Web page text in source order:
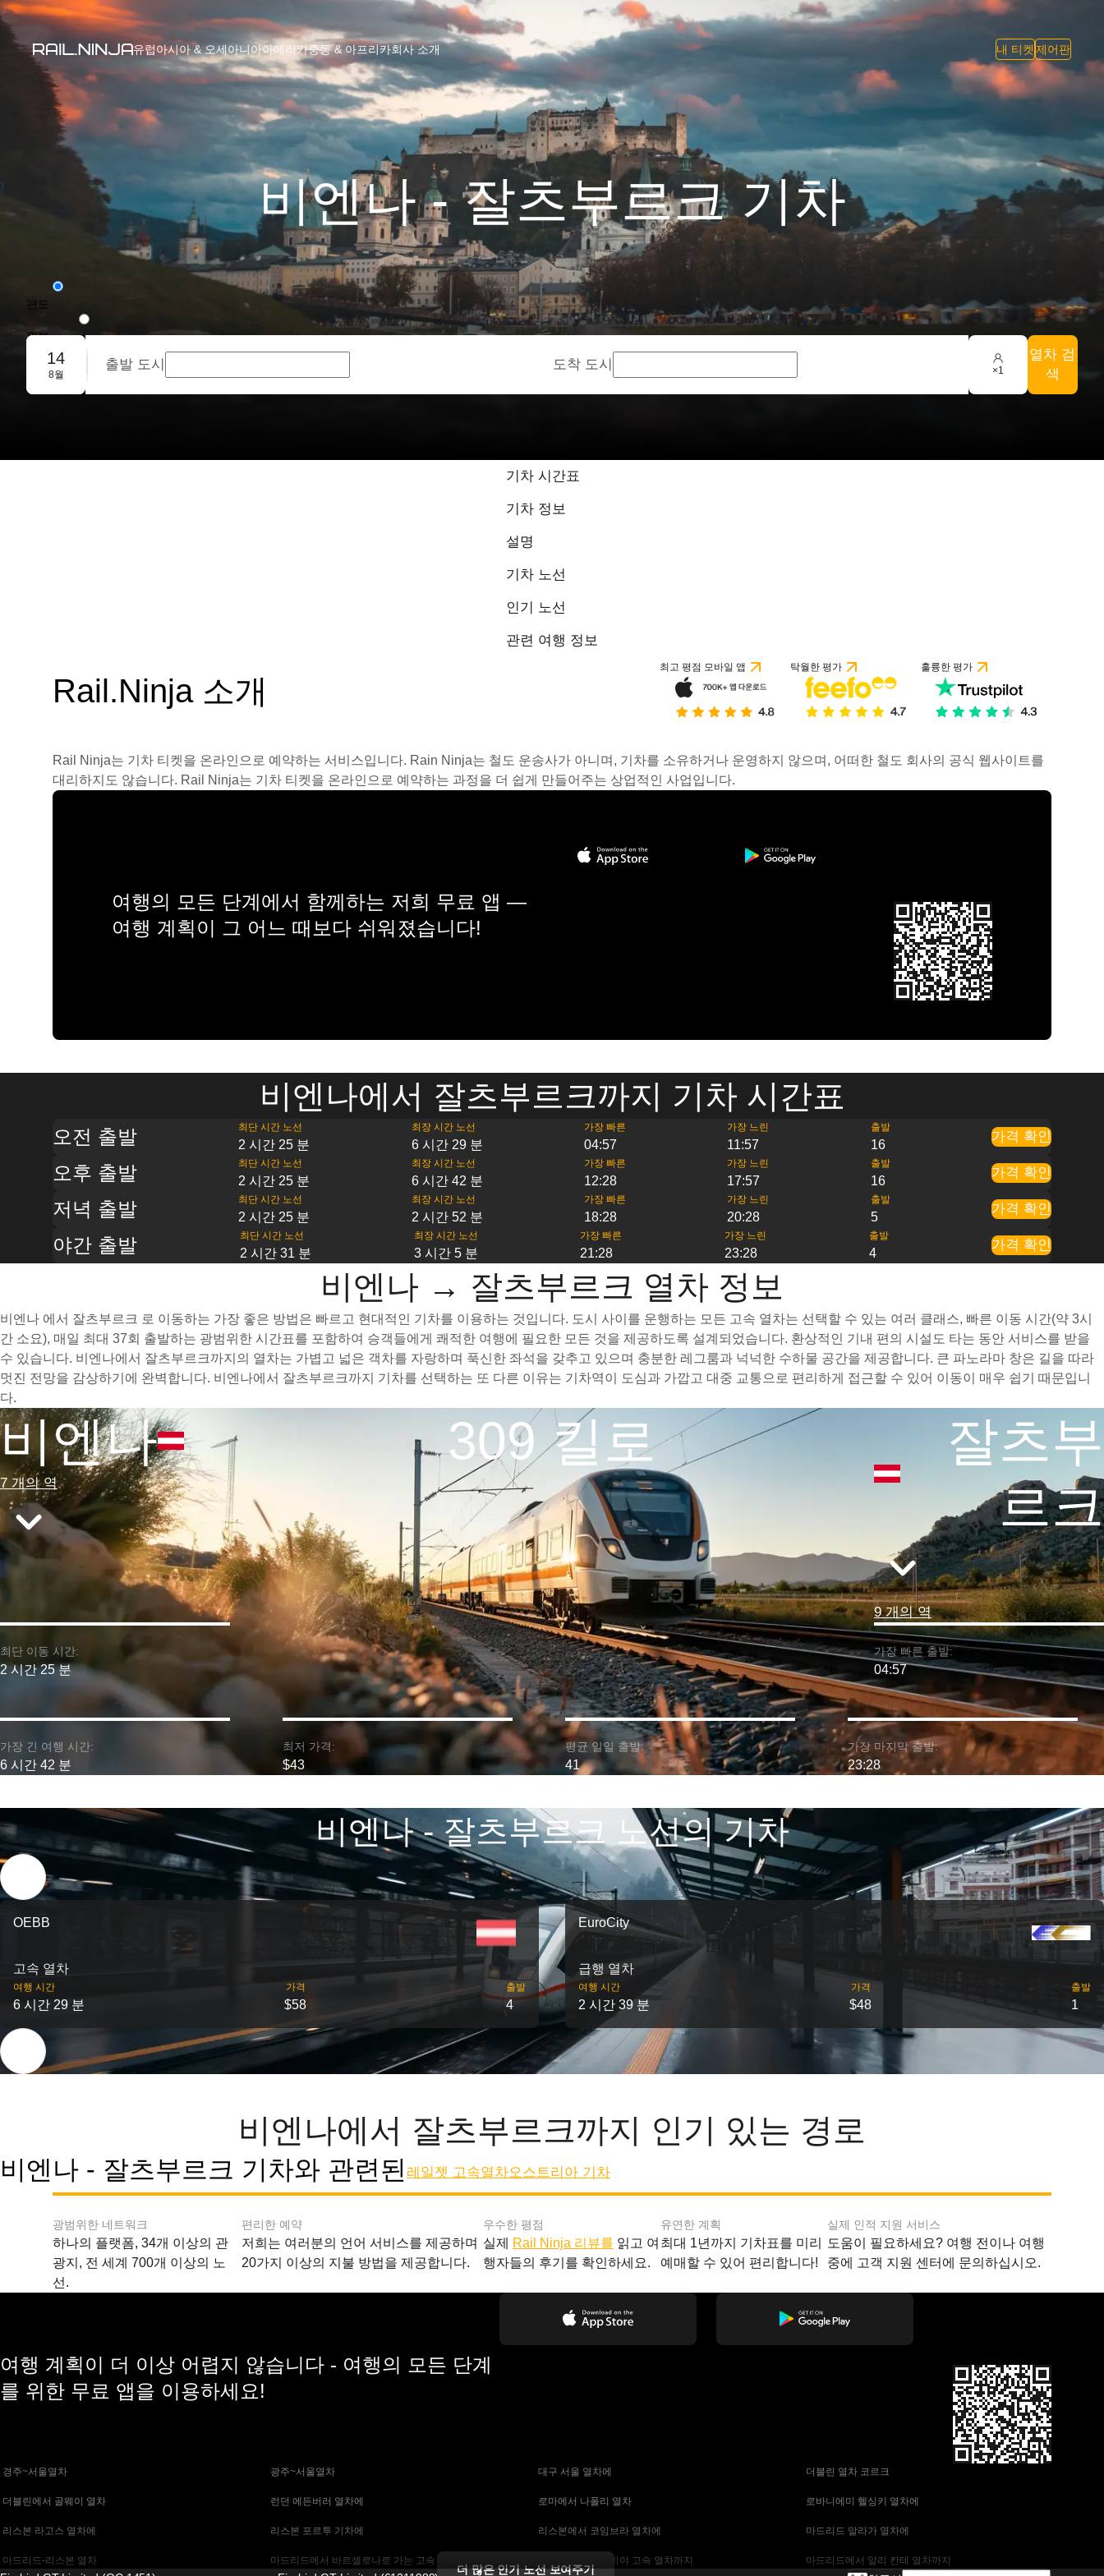
유럽아시아 & 오세아니아아메리카중동 & 아프리카회사 소개 내 티켓 제어판
비엔나 - 잘츠부르크 기차
편도
왕복
단체 예약
14
8월
출발 도시 도착 도시 ×1
열차 검
색
기차 시간표
기차 정보
설명
기차 노선
인기 노선
관련 여행 정보
Rail.Ninja 소개
최고 평점 모바일 앱 탁월한 평가 훌륭한 평가
Rail Ninja는 기차 티켓을 온라인으로 예약하는 서비스입니다. Rain Ninja는 철도 운송사가 아니며, 기차를 소유하거나 운영하지 않으며, 어떠한 철도 회사의 공식 웹사이트를
대리하지도 않습니다. Rail Ninja는 기차 티켓을 온라인으로 예약하는 과정을 더 쉽게 만들어주는 상업적인 사업입니다.
여행의 모든 단계에서 함께하는 저희 무료 앱 —
여행 계획이 그 어느 때보다 쉬워졌습니다!
비엔나에서 잘츠부르크까지 기차 시간표
오전 출발 최단 시간 노선
2 시간 25 분
최장 시간 노선
6 시간 29 분
가장 빠른
04:57
가장 느린
11:57
출발
16
가격 확인
오후 출발 최단 시간 노선
2 시간 25 분
최장 시간 노선
6 시간 42 분
가장 빠른
12:28
가장 느린
17:57
출발
16
가격 확인
저녁 출발 최단 시간 노선
2 시간 25 분
최장 시간 노선
2 시간 52 분
가장 빠른
18:28
가장 느린
20:28
출발
5
가격 확인
야간 출발 최단 시간 노선
2 시간 31 분
최장 시간 노선
3 시간 5 분
가장 빠른
21:28
가장 느린
23:28
출발
4
가격 확인
비엔나 → 잘츠부르크 열차 정보
비엔나 에서 잘츠부르크 로 이동하는 가장 좋은 방법은 빠르고 현대적인 기차를 이용하는 것입니다. 도시 사이를 운행하는 모든 고속 열차는 선택할 수 있는 여러 클래스, 빠른 이동 시간(약 3시
간 소요), 매일 최대 37회 출발하는 광범위한 시간표를 포함하여 승객들에게 쾌적한 여행에 필요한 모든 것을 제공하도록 설계되었습니다. 환상적인 기내 편의 시설도 타는 동안 서비스를 받을
수 있습니다. 비엔나에서 잘츠부르크까지의 열차는 가볍고 넓은 객차를 자랑하며 푹신한 좌석을 갖추고 있으며 충분한 레그룸과 넉넉한 수하물 공간을 제공합니다. 큰 파노라마 창은 길을 따라
멋진 전망을 감상하기에 완벽합니다. 비엔나에서 잘츠부르크까지 기차를 선택하는 또 다른 이유는 기차역이 도심과 가깝고 대중 교통으로 편리하게 접근할 수 있어 이동이 매우 쉽기 때문입니
다.
비엔나
7 개의 역
309 킬로
잘츠부
르크
9 개의 역
최단 이동 시간:
2 시간 25 분
가장 빠른 출발:
04:57
가장 긴 여행 시간:
6 시간 42 분
최저 가격:
$43
평균 일일 출발:
41
가장 마지막 출발:
23:28
비엔나 - 잘츠부르크 노선의 기차
OEBB
고속 열차
여행 시간
6 시간 29 분
가격
$58
출발
4
EuroCity
급행 열차
여행 시간
2 시간 39 분
가격
$48
출발
1
비엔나에서 잘츠부르크까지 인기 있는 경로
비엔나 - 잘츠부르크 기차와 관련된 레일젯 고속열차오스트리아 기차
광범위한 네트워크
하나의 플랫폼, 34개 이상의 관
광지, 전 세계 700개 이상의 노
선.
편리한 예약
저희는 여러분의 언어 서비스를 제공하며
20가지 이상의 지불 방법을 제공합니다.
우수한 평점
실제 Rail Ninja 리뷰를 읽고 여
행자들의 후기를 확인하세요.
유연한 계획
최대 1년까지 기차표를 미리
예매할 수 있어 편리합니다!
실제 인적 지원 서비스
도움이 필요하세요? 여행 전이나 여행
중에 고객 지원 센터에 문의하십시오.
여행 계획이 더 이상 어렵지 않습니다 - 여행의 모든 단계
를 위한 무료 앱을 이용하세요!
경주~서울열차 광주~서울열차 대구 서울 열차에 더블린 열차 코르크
더블린에서 골웨이 열차 런던 에든버러 열차에 로마에서 나폴리 열차 로바니에미 헬싱키 열차에
리스본 라고스 열차에 리스본 포르투 기차에 리스본에서 코임브라 열차에 마드리드 말라가 열차에
마드리드-리스본 열차 마드리드에서 바르셀로나로 가는 고속 열차 마드리드에서 세비야 고속 열차까지 마드리드에서 알리 칸테 열차까지
더 많은 인기 노선 보여주기